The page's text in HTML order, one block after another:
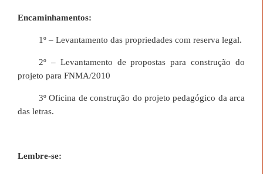
Encaminhamentos:
1º – Levantamento das propriedades com reserva legal.
2º – Levantamento de propostas para construção do
projeto para FNMA/2010
3º Oficina de construção do projeto pedagógico da arca
das letras.
Lembre-se: